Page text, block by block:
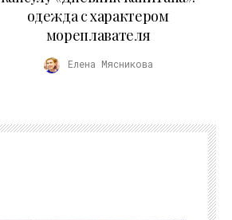
одежда с характером
мореплавателя
Елена Мясникова